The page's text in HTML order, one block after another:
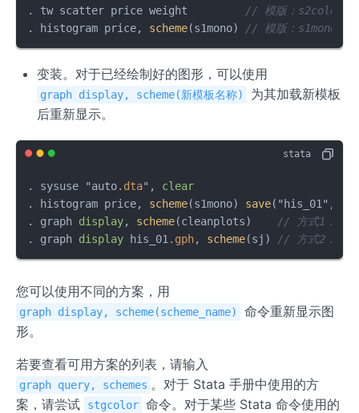
. tw scatter price weight
// 模版：s2color (
. histogram price, scheme(s1mono) // 模版：s1mono  (
变装。对于已经绘制好的图形，可以使用
graph display, scheme(新模板名称)
为其加载新模板
后重新显示。
. sysuse "auto.dta", clear
. histogram price, scheme(s1mono) save("his_01",
. graph display, scheme(cleanplots)
// 方式1：适用
. graph display his_01 .gph, scheme(sj) // 方式2：适
您可以使用不同的方案，用
graph display, scheme(scheme_name)
命令重新显示图
形。
若要查看可用方案的列表，请输入
graph query, schemes 。对于 Stata 手册中使用的方
案，请尝试
stgcolor 命令。对于某些 Stata 命令使用的